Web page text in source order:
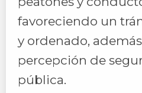
favoreciendo un
y ordenado,
percepción de
pública.